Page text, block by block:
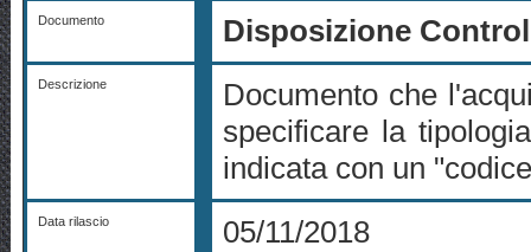
Documento Disposizione
Descrizione
Documento che
specificare la
indicata con un
Data rilascio 05/11/2018